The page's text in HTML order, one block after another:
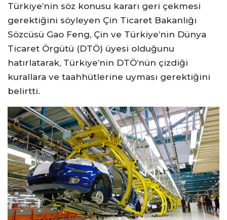
Türkiye’nin söz konusu kararı geri çekmesi
gerektiğini söyleyen Çin Ticaret Bakanlığı
Sözcüsü Gao Feng, Çin ve Türkiye’nin Dünya
Ticaret Örgütü (DTÖ) üyesi olduğunu
hatırlatarak, Türkiye’nin DTÖ’nün çizdiği
kurallara ve taahhütlerine uyması gerektiğini
belirtti.